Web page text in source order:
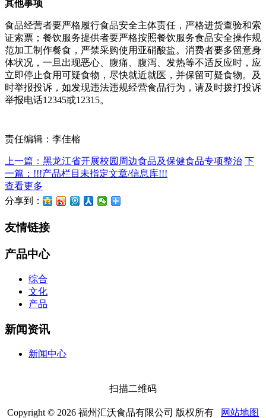
其他事项
食品经营者要严格履行食品安全主体责任，严格进货查验和索
证索票；餐饮服务提供者要严格按照餐饮服务食品安全操作规
范加工制作餐食，严禁采购使用亚硝酸盐。消费者要多留意身
体状况，一旦出现恶心、腹痛、腹泻、发热等不适反应时，应
立即停止食用可疑食物，尽快就近就医，并保留可疑食物。及
时举报投诉，如发现违法违规经营食品行为，请及时拨打投诉
举报电话12345或12315。
责任编辑：李佳榕
上一篇：黑龙江省开展校园周边食品及保健食品专项整治 下
一篇：!!!产品栏目未指定文章/信息库!!!
查看更多
分享到：
友情链接
产品中心
综合
文化
产品
新闻资讯
新闻中心
扫描二维码
Copyright © 2026 福州汇沃食品有限公司 版权所有 网站地图